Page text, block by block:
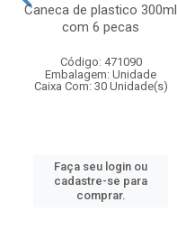
Caneca de plastico 300ml
com 6 pecas
Código: 471090
Embalagem: Unidade
Caixa Com: 30 Unidade(s)
Faça seu login ou
cadastre-se para
comprar.